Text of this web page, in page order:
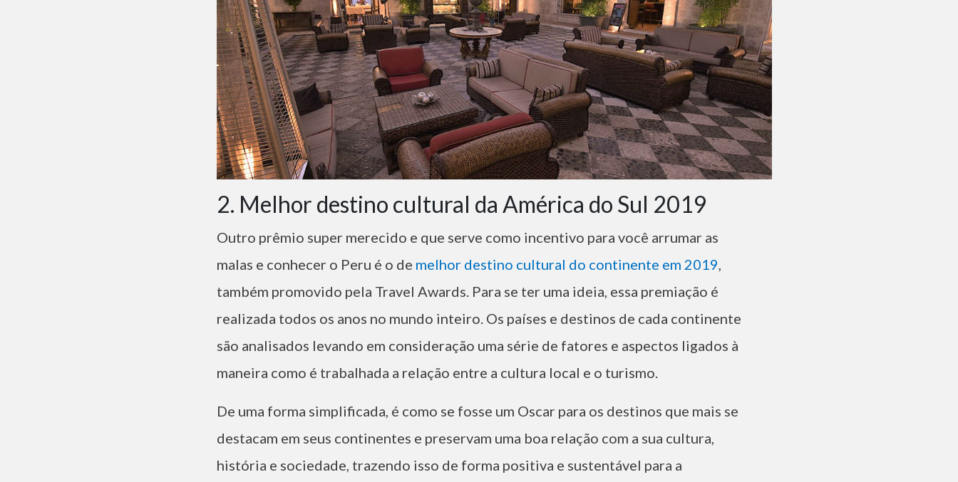
2. Melhor destino cultural da América do Sul 2019
Outro prêmio super merecido e que serve como incentivo para você arrumar as
malas e conhecer o Peru é o de melhor destino cultural do continente em 2019,
também promovido pela Travel Awards. Para se ter uma ideia, essa premiação é
realizada todos os anos no mundo inteiro. Os países e destinos de cada continente
são analisados levando em consideração uma série de fatores e aspectos ligados à
maneira como é trabalhada a relação entre a cultura local e o turismo.
De uma forma simplificada, é como se fosse um Oscar para os destinos que mais se
destacam em seus continentes e preservam uma boa relação com a sua cultura,
história e sociedade, trazendo isso de forma positiva e sustentável para a